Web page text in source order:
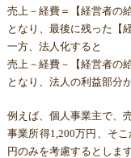
売上－経費＝【経営者の
となり、最後に残った【
一方、法人化すると
売上－経費－【経営者の
となり、法人の利益部分
例えば、個人事業主で、
事業所得1,200万円、そ
円のみを考慮するとします